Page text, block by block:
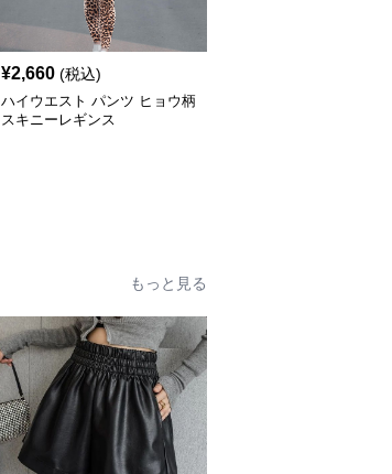
¥2,660 (税込)
ハイウエスト パンツ ヒョウ柄
スキニーレギンス
もっと見る